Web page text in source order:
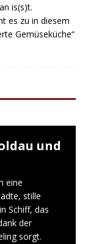
is(s)t.
es zu in diesem
Gemüseküche“
und
eine
stille
Schiff, das
der
sorgt.